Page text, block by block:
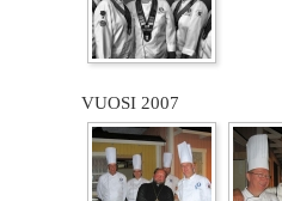
VUOSI 2007